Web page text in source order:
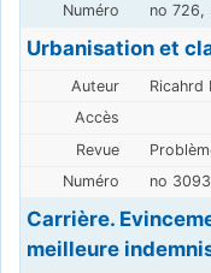
no 726,
Urbanisation et
Ricahrd
no
Carrière.
meilleure